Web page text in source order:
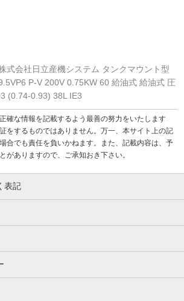
式会社日立産機システム タンクマウント型
P-V 200V 0.75KW 60 給油式 給油式 圧
(0.74-0.93) 38L IE3
確な情報を記載するよう最善の努力をいたします
をするものではありません。万一、本サイト上の記
合でも責任を負いかねます。また、記載内容は、予
がありますので、ご承知おき下さい。
表記